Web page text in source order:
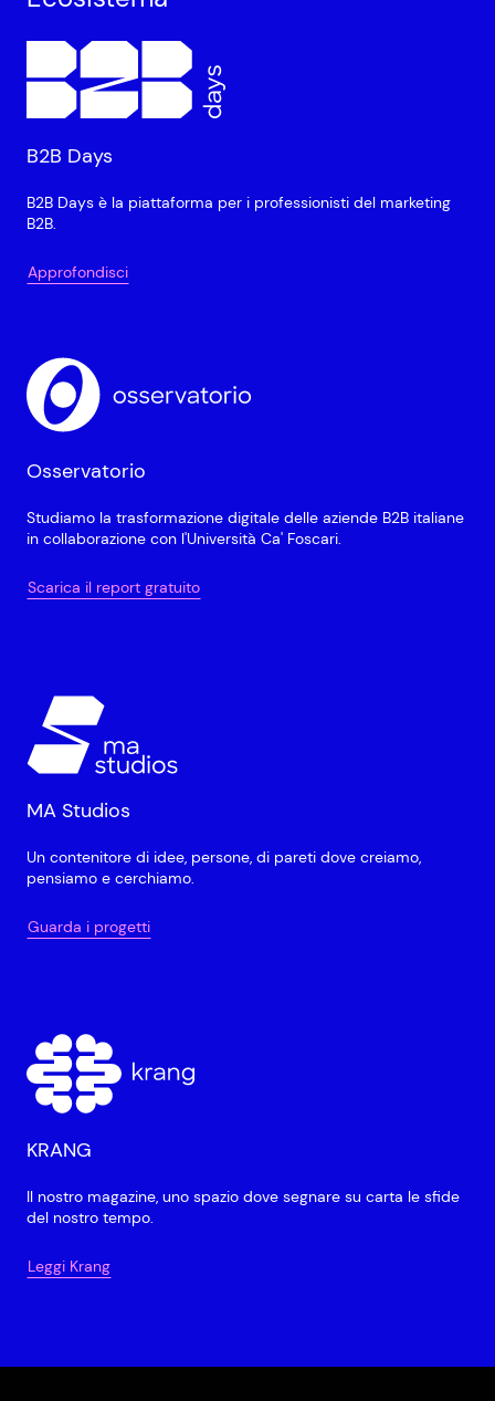
B2B Days
B2B Days è la piattaforma per i professionisti del marketing
B2B.
Approfondisci
Osservatorio
Studiamo la trasformazione digitale delle aziende B2B italiane
in collaborazione con l'Università Ca' Foscari.
Scarica il report gratuito
MA Studios
Un contenitore di idee, persone, di pareti dove creiamo,
pensiamo e cerchiamo.
Guarda i progetti
KRANG
Il nostro magazine, uno spazio dove segnare su carta le sfide
del nostro tempo.
Leggi Krang